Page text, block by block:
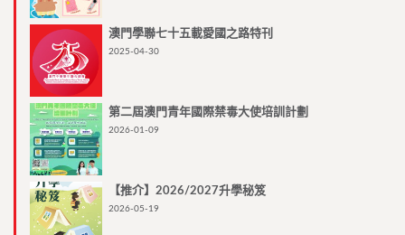
澳門學聯七十五載愛國之路特刊
2025-04-30
第二屆澳門青年國際禁毒大使培訓計劃
2026-01-09
【推介】2026/2027升學秘笈
2026-05-19